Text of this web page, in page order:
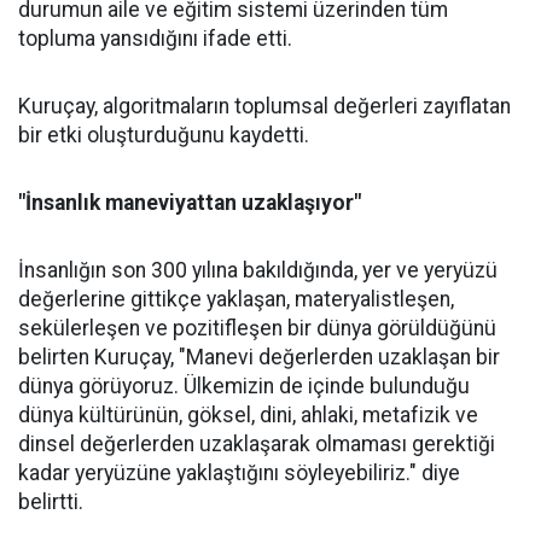
durumun aile ve eğitim sistemi üzerinden tüm
topluma yansıdığını ifade etti.
Kuruçay, algoritmaların toplumsal değerleri zayıflatan
bir etki oluşturduğunu kaydetti.
"İnsanlık maneviyattan uzaklaşıyor"
İnsanlığın son 300 yılına bakıldığında, yer ve yeryüzü
değerlerine gittikçe yaklaşan, materyalistleşen,
sekülerleşen ve pozitifleşen bir dünya görüldüğünü
belirten Kuruçay, "Manevi değerlerden uzaklaşan bir
dünya görüyoruz. Ülkemizin de içinde bulunduğu
dünya kültürünün, göksel, dini, ahlaki, metafizik ve
dinsel değerlerden uzaklaşarak olmaması gerektiği
kadar yeryüzüne yaklaştığını söyleyebiliriz." diye
belirtti.